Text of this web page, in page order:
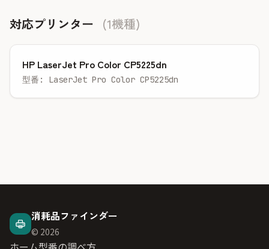
対応プリンター (1機種)
HP LaserJet Pro Color CP5225dn
型番: LaserJet Pro Color CP5225dn
消耗品ファインダー
© 2026